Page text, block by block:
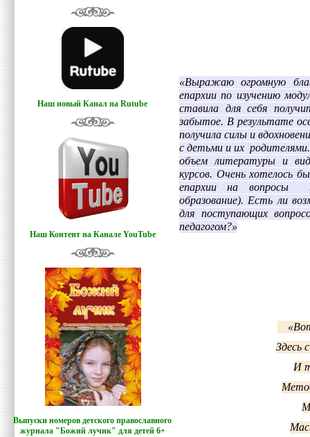
Наш новый Канал на Rutube
Наш Контент на Канале YouTube
Выпуски номеров детского православного
журнала "Божий лучик" для детей 6+
«Выражаю огромную
епархии по изучению
ставила для себя
забытое. В результате
получила силы и
с детьми и их
объем литературы и
курсов. Очень хотелось
епархии на вопросы и
образование). Есть ли
для поступающих
педагогом?»
«Вот
Здесь
И